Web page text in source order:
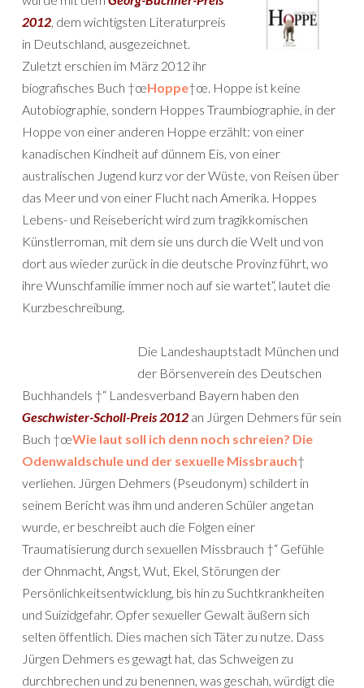
2012, dem wichtigsten Literaturpreis
in Deutschland, ausgezeichnet.
Zuletzt erschien im März 2012 ihr
biografisches Buch †œHoppe†œ. Hoppe ist keine
Autobiographie, sondern Hoppes Traumbiographie, in der
Hoppe von einer anderen Hoppe erzählt: von einer
kanadischen Kindheit auf dünnem Eis, von einer
australischen Jugend kurz vor der Wüste, von Reisen über
das Meer und von einer Flucht nach Amerika. Hoppes
Lebens- und Reisebericht wird zum tragikkomischen
Künstlerroman, mit dem sie uns durch die Welt und von
dort aus wieder zurück in die deutsche Provinz führt, wo
ihre Wunschfamilie immer noch auf sie wartet“, lautet die
Kurzbeschreibung.
Die Landeshauptstadt München und
der Börsenverein des Deutschen
Buchhandels †“ Landesverband Bayern haben den
Geschwister-Scholl-Preis 2012 an Jürgen Dehmers für sein
Buch †œWie laut soll ich denn noch schreien? Die
Odenwaldschule und der sexuelle Missbrauch†
verliehen. Jürgen Dehmers (Pseudonym) schildert in
seinem Bericht was ihm und anderen Schüler angetan
wurde, er beschreibt auch die Folgen einer
Traumatisierung durch sexuellen Missbrauch †“ Gefühle
der Ohnmacht, Angst, Wut, Ekel, Störungen der
Persönlichkeitsentwicklung, bis hin zu Suchtkrankheiten
und Suizidgefahr. Opfer sexueller Gewalt äußern sich
selten öffentlich. Dies machen sich Täter zu nutze. Dass
Jürgen Dehmers es gewagt hat, das Schweigen zu
durchbrechen und zu benennen, was geschah, würdigt die